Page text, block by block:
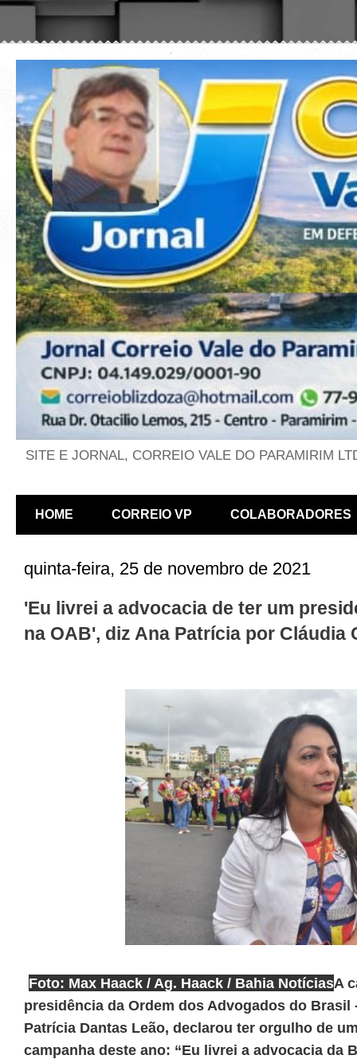
SITE E JORNAL, CORREIO VALE DO PARAMIRIM
HOME CORREIO VP COLABORADORES
quinta-feira, 25 de novembro de 2021
'Eu livrei a advocacia de ter um
na OAB', diz Ana Patrícia por Cláudia
Foto: Max Haack / Ag. Haack / Bahia NotíciasA
presidência da Ordem dos Advogados do Brasil
Patrícia Dantas Leão, declarou ter orgulho de
campanha deste ano: “Eu livrei a advocacia da